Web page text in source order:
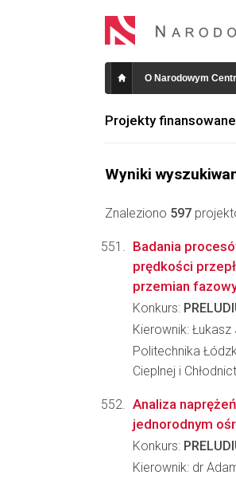
O Narodowym
Projekty
Wyniki
Znaleziono 597
Badania
prędkości
przemian
Konkurs:
Kierownik: Łukasz
Politechnika
Cieplnej i
Analiza
jednorodnym
Konkurs:
Kierownik: dr